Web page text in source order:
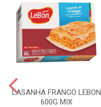
LASANHA FRANGO LEBON
600G MIX